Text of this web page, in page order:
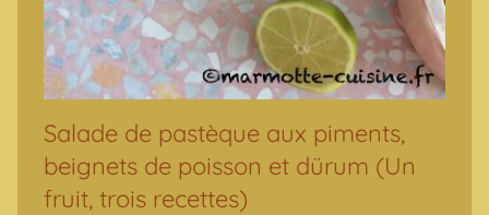
Salade de pastèque aux piments,
beignets de poisson et dürum (Un
fruit, trois recettes)